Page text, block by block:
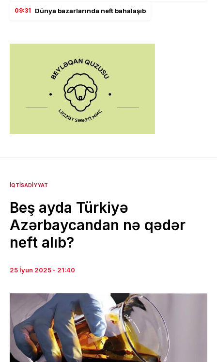
09:31 Dünya bazarlarında neft bahalaşıb
İQTISADIYYAT
Beş ayda Türkiyə
Azərbaycandan nə qədər
neft alıb?
25 İyun 2025 - 21:40